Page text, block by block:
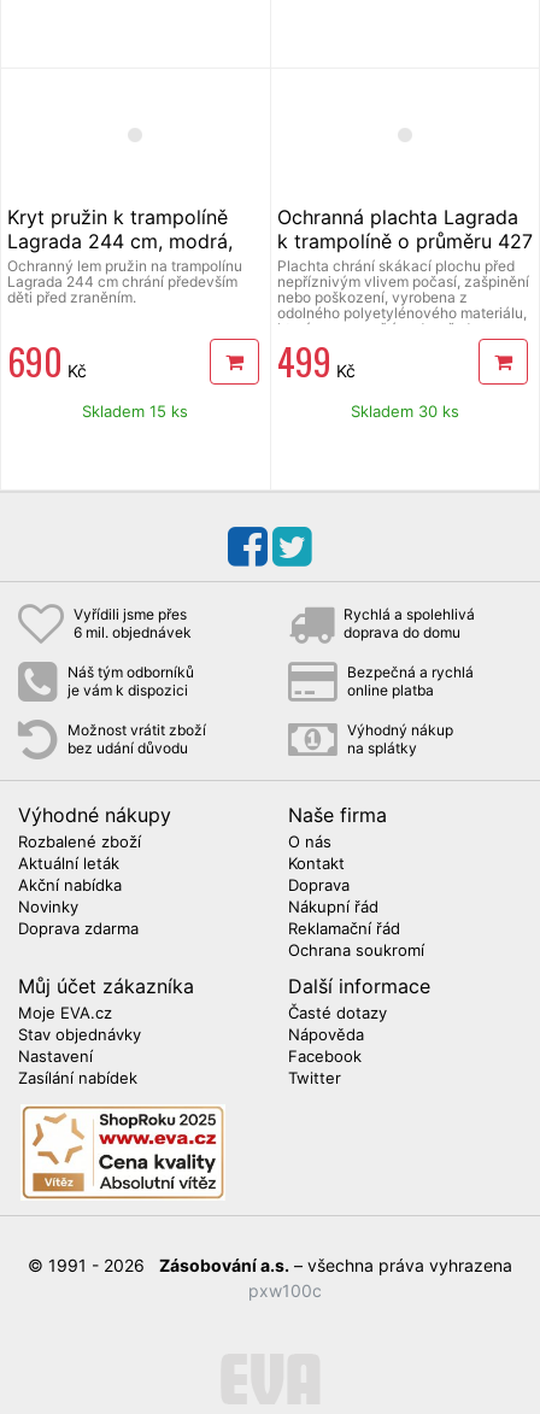
Kryt pružin k trampolíně
Lagrada 244 cm, modrá,
model 2021
Ochranný lem pružin na trampolínu
Lagrada 244 cm chrání především
děti před zraněním.
690 Kč
Skladem 15 ks
Ochranná plachta Lagrada
k trampolíně o průměru 427
cm
Plachta chrání skákací plochu před
nepříznivým vlivem počasí, zašpinění
nebo poškození, vyrobena z
odolného polyetylénového materiálu,
který nepropouští vodu, před
položením plachty je nutné
demontovat ochrannou síť a nosné
tyče.
499 Kč
Skladem 30 ks
Vyřídili jsme přes
6 mil. objednávek
Rychlá a spolehlivá
doprava do domu
Náš tým odborníků
je vám k dispozici
Bezpečná a rychlá
online platba
Možnost vrátit zboží
bez udání důvodu
Výhodný nákup
na splátky
Výhodné nákupy
Rozbalené zboží
Aktuální leták
Akční nabídka
Novinky
Doprava zdarma
Naše firma
O nás
Kontakt
Doprava
Nákupní řád
Reklamační řád
Ochrana soukromí
Můj účet zákazníka
Moje EVA.cz
Stav objednávky
Nastavení
Zasílání nabídek
Další informace
Časté dotazy
Nápověda
Facebook
Twitter
© 1991 - 2026 Zásobování a.s. – všechna práva vyhrazena
pxw100c